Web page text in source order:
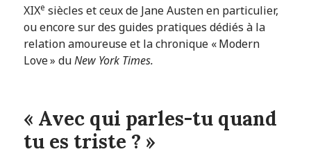
XIXe siècles et ceux de Jane Austen en particulier,
ou encore sur des guides pratiques dédiés à la
relation amoureuse et la chronique « Modern
Love » duNew York Times.
« Avec qui parles-tu quand
tu es triste ? »